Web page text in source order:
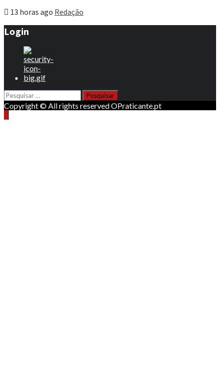
13 horas ago Redação
Login
Pesquisar
por:
Copyright © All rights reserved OPraticante.pt